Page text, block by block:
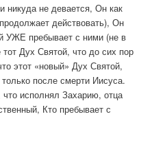
никуда не девается, Он как
действовать), Он
УЖЕ пребывает с ними (не в
Дух Святой, что до сих пор
этот «новый» Дух Святой,
после смерти Иисуса.
исполнял Захарию, отца
Кто пребывает с